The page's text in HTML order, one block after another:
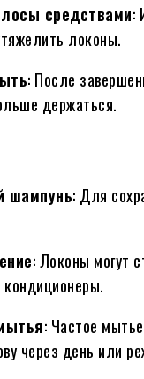
средствами:
локоны.
: После
держаться.
шампунь: Для
: Локоны могут
: Частое
через день или